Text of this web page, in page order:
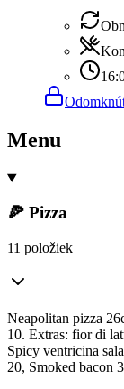
Menu
🍕 Pizza
11 položiek
Neapolitan pizza
10. Extras: fior di
Spicy ventricina
20, Smoked bacon